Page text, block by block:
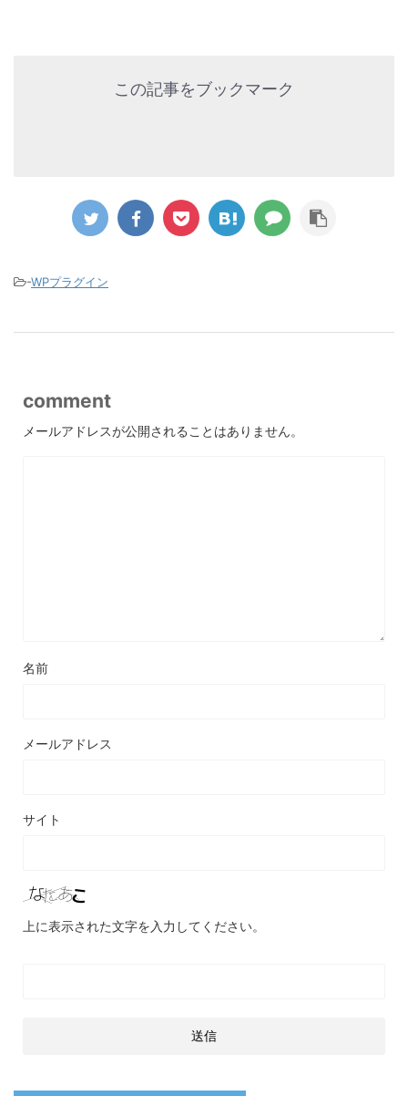
この記事をブックマーク
-WPプラグイン
comment
メールアドレスが公開されることはありません。
名前
メールアドレス
サイト
上に表示された文字を入力してください。